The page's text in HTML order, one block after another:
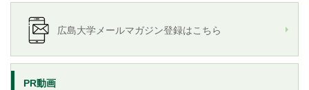
広島大学メールマガジン登録はこちら
PR動画